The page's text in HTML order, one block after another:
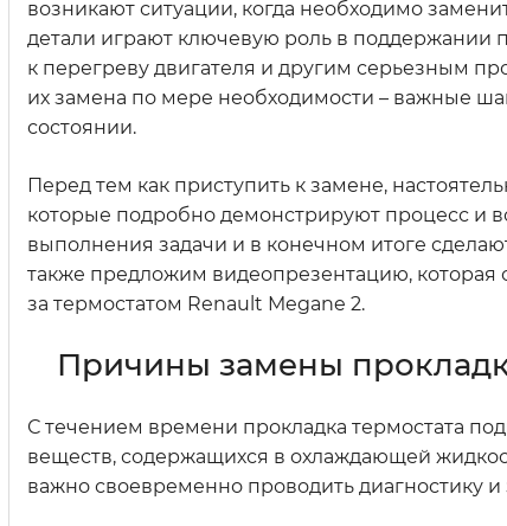
возникают ситуации, когда необходимо
детали играют ключевую роль в поддержании
к перегреву двигателя и другим серьезным
их замена по мере необходимости – важные
состоянии.
Перед тем как приступить к замене,
которые подробно демонстрируют процесс и
выполнения задачи и в конечном итоге
также предложим видеопрезентацию, которая
за термостатом Renault Megane 2.
Причины замены
С течением времени прокладка термостата
веществ, содержащихся в охлаждающей
важно своевременно проводить диагностику